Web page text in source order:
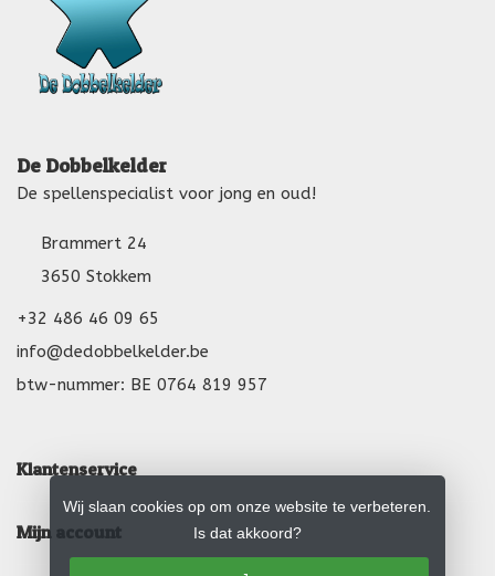
De Dobbelkelder
De spellenspecialist voor jong en oud!
Brammert 24
3650 Stokkem
+32 486 46 09 65
info@dedobbelkelder.be
btw-nummer: BE 0764 819 957
Klantenservice
Mijn account
Wij slaan cookies op om onze website te verbeteren.
Is dat akkoord?